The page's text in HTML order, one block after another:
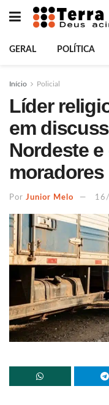
GERAL POLÍTICA
Início Policial
Líder
em
Nordeste
moradores
Por Junior Melo